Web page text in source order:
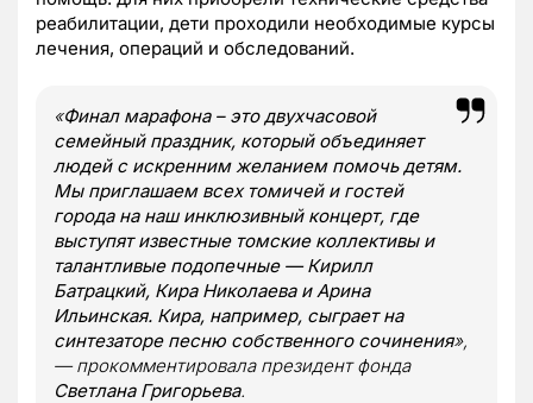
реабилитации, дети проходили необходимые курсы
лечения, операций и обследований.
«Финал марафона – это двухчасовой
семейный праздник, который объединяет
людей с искренним желанием помочь детям.
Мы приглашаем всех томичей и гостей
города на наш инклюзивный концерт, где
выступят известные томские коллективы и
талантливые подопечные — Кирилл
Батрацкий, Кира Николаева и Арина
Ильинская. Кира, например, сыграет на
синтезаторе песню собственного сочинения»,
— прокомментировала президент фонда
Светлана Григорьева.